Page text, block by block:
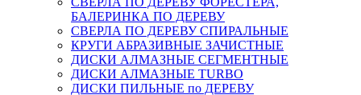
БАЛЕРИНКА ПО ДЕРЕВУ
СВЕРЛА ПО ДЕРЕВУ СПИРАЛЬНЫЕ
КРУГИ АБРАЗИВНЫЕ ЗАЧИСТНЫЕ
ДИСКИ АЛМАЗНЫЕ СЕГМЕНТНЫЕ
ДИСКИ АЛМАЗНЫЕ TURBO
ДИСКИ ПИЛЬНЫЕ по ДЕРЕВУ